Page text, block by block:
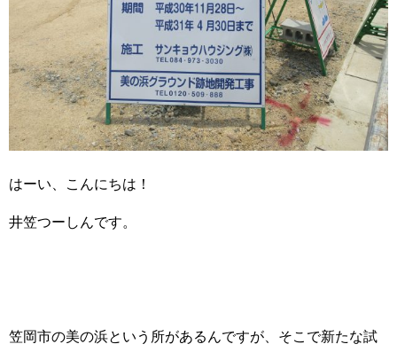
はーい、こんにちは！
井笠つーしんです。
笠岡市の美の浜という所があるんですが、そこで新たな試